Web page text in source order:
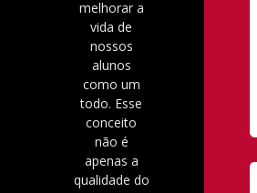
melhorar a
vida de
nossos
alunos
como um
todo. Esse
conceito
não é
apenas a
qualidade do